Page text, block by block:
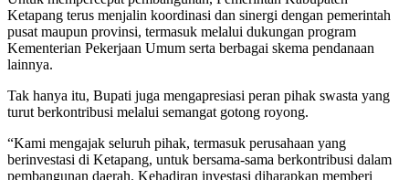
Ketapang terus menjalin koordinasi dan sinergi dengan pemerintah
pusat maupun provinsi, termasuk melalui dukungan program
Kementerian Pekerjaan Umum serta berbagai skema pendanaan
lainnya.
Tak hanya itu, Bupati juga mengapresiasi peran pihak swasta yang
turut berkontribusi melalui semangat gotong royong.
“Kami mengajak seluruh pihak, termasuk perusahaan yang
berinvestasi di Ketapang, untuk bersama-sama berkontribusi dalam
pembangunan daerah. Kehadiran investasi diharapkan memberi